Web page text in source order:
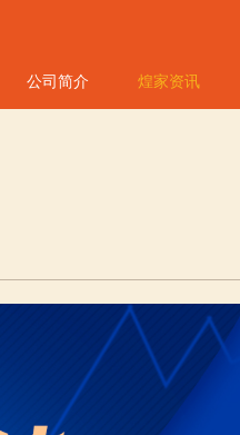
公司简介 煌家资讯